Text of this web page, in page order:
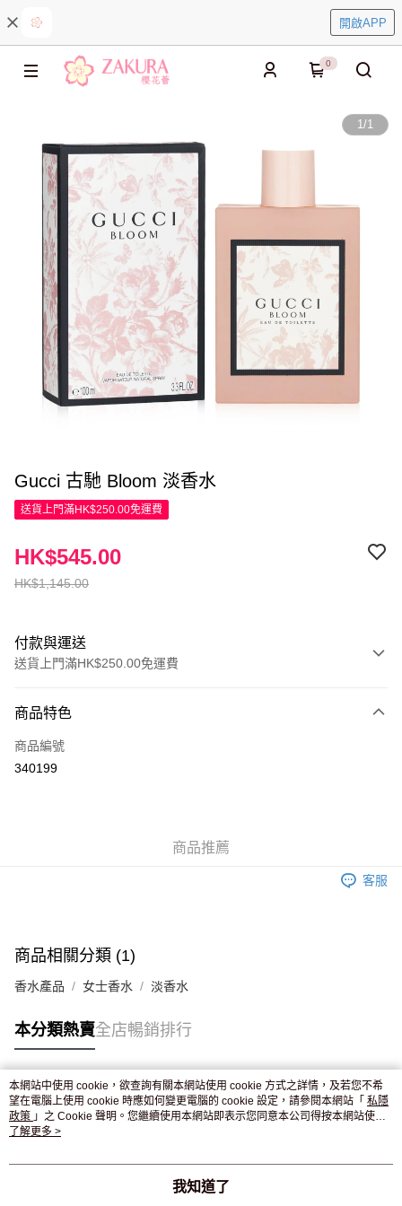
開啟APP
0
1/1
Gucci 古馳 Bloom 淡香水
送貨上門滿HK$250.00免運費
HK$1,145.00
HK$545.00
付款與運送
送貨上門滿HK$250.00免運費
信用卡
Apple Pay
付款後門市自取，訂單確認後2-4個工作天到店，7天內取。逾期後
商品特色
商品編號
340199
商品推薦
客服
商品相關分類 (1)
香水產品 女士香水 淡香水
本分類熱賣全店暢銷排行
熱門標籤
熱銷排行
本網站中使用 cookie，欲查詢有關本網站使用 cookie 方式之詳情，及若您不希
望在電腦上使用 cookie 時應如何變更電腦的 cookie 設定，請參閱本網站「 私隱
政策 」之 Cookie 聲明。您繼續使用本網站即表示您同意本公司得按本網站使用
條款之 Cookie 聲明使用 cookie。
了解更多 >
我知道了